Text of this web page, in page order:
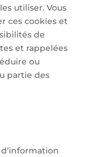
utiliser. Vous
ces cookies et
de
et rappelées
ou
partie des